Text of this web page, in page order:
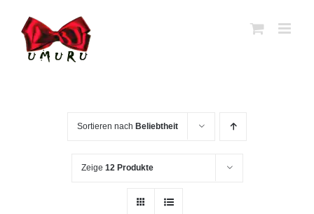
Inhalt
springen
Sortieren nach Beliebtheit
Zeige 12 Produkte